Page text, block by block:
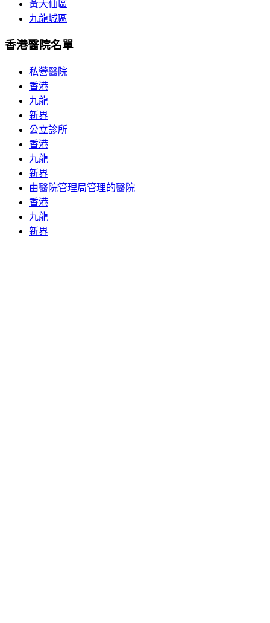
黃大仙區
九龍城區
香港醫院名單
私營醫院
香港
九龍
新界
公立診所
香港
九龍
新界
由醫院管理局管理的醫院
香港
九龍
新界